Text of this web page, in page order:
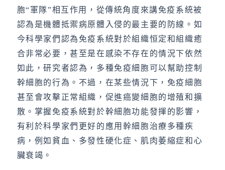
胞“軍隊”相互作用，從傳統角度來講免疫系統被
認為是機體抵禦病原體入侵的最主要的防線。如
今科學家們認為免疫系統對於組織恒定和組織癒
合非常必要，甚至是在感染不存在的情況下依然
如此，研究者認為，多種免疫細胞可以幫助控制
幹細胞的行為。不過，在某些情況下，免疫細胞
甚至會攻擊正常組織，促進癌變細胞的增殖和擴
散。掌握免疫系統對於幹細胞功能發揮的影響，
有利於科學家們更好的應用幹細胞治療多種疾
病，例如貧血、多發性硬化症、肌肉萎縮症和心
臟衰竭。